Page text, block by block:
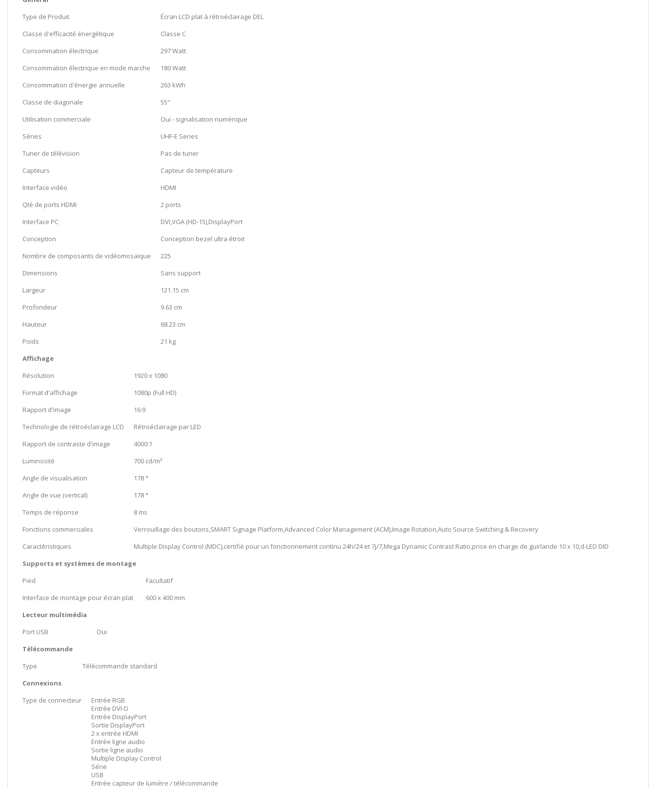
Type de Produit
Écran LCD plat à rétroéclairage DEL
Classe d'efficacité énergétique
Classe C
Consommation électrique
297 Watt
Consommation électrique en mode marche
180 Watt
Consommation d'énergie annuelle
263 kWh
Classe de diagonale
55"
Utilisation commerciale
Oui - signalisation numérique
Séries
UHF-E Series
Tuner de télévision
Pas de tuner
Capteurs
Capteur de température
Interface vidéo
HDMI
Qté de ports HDMI
2 ports
Interface PC
DVI,VGA (HD-15),DisplayPort
Conception
Conception bezel ultra étroit
Nombre de composants de vidéomosaïque
225
Dimensions
Sans support
Largeur
121.15 cm
Profondeur
9.63 cm
Hauteur
68.23 cm
Poids
21 kg
Affichage
Résolution
1920 x 1080
Format d'affichage
1080p (Full HD)
Rapport d'image
16:9
Technologie de rétroéclairage LCD
Rétroéclairage par LED
Rapport de contraste d'image
4000:1
Luminosité
700 cd/m²
Angle de visualisation
178 °
Angle de vue (vertical)
178 °
Temps de réponse
8 ms
Fonctions commerciales
Verrouillage des boutons,SMART Signage Platform,Advanced Color Management (ACM),Image Rotation,Auto Source Switching & Recovery
Caractéristiques
Multiple Display Control (MDC),certifié pour un fonctionnement continu 24h/24 et 7j/7,Mega Dynamic Contrast Ratio,prise en charge de guirlande 10 x 10,d-LED DID
Supports et systèmes de montage
Pied
Facultatif
Interface de montage pour écran plat
600 x 400 mm
Lecteur multimédia
Port USB
Oui
Télécommande
Type
Télécommande standard
Connexions
Type de connecteur
Entrée RGB
Entrée DVI-D
Entrée DisplayPort
Sortie DisplayPort
2 x entrée HDMI
Entrée ligne audio
Sortie ligne audio
Multiple Display Control
Série
USB
Entrée capteur de lumière / télécommande